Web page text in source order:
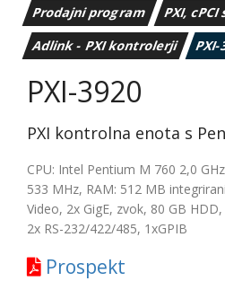
Prodajni program
PXI,
Adlink - PXI kontrolerji
PXI-
PXI-3920
PXI kontrolna enota s
CPU: Intel Pentium M 760 2,0
533 MHz, RAM: 512 MB
Video, 2x GigE, zvok, 80 GB
2x RS-232/422/485, 1xGPIB
Prospekt